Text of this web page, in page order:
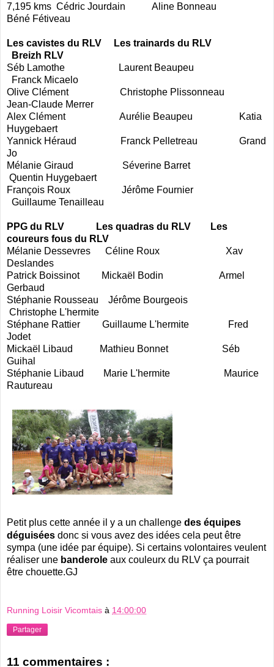
7,195 kms Cédric Jourdain
Aline Bonneau
Béné Fétiveau
Les cavistes du RLV
Les trainards du RLV
Breizh RLV
Séb Lamothe
Laurent Beaupeu
Franck Micaelo
Olive Clément
Christophe Plissonneau
Jean-Claude Merrer
Alex Clément
Aurélie Beaupeu
Katia
Huygebaert
Yannick Héraud
Franck Pelletreau
Grand
Jo
Mélanie Giraud
Séverine Barret
Quentin Huygebaert
François Roux
Jérôme Fournier
Guillaume Tenailleau
PPG du RLV Les quadras du RLV
Les
coureurs fous du RLV
Mélanie Dessevres
Céline Roux
Xav
Deslandes
Patrick Boissinot
Mickaël Bodin
Armel
Gerbaud
Stéphanie Rousseau
Jérôme Bourgeois
Christophe L'hermite
Stéphane Rattier
Guillaume L'hermite
Fred
Jodet
Mickaël Libaud
Mathieu Bonnet
Séb
Guihal
Stéphanie Libaud
Marie L'hermite
Maurice
Rautureau
Petit plus cette année il y a un challenge des équipes
déguisées donc si vous avez des idées cela peut être
sympa (une idée par équipe). Si certains volontaires veulent
réaliser une banderole aux couleurx du RLV ça pourrait
être chouette.GJ
Running Loisir Vicomtais à 14:00:00
Partager
11 commentaires :